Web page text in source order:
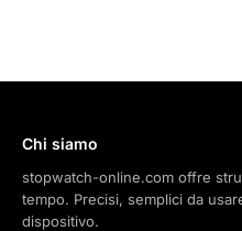
Chi siamo
stopwatch-online.com offre
tempo. Precisi, semplici da
dispositivo.